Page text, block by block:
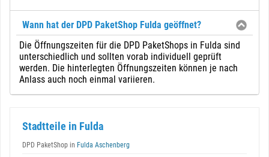
Wann hat der DPD PaketShop Fulda geöffnet?
Die Öffnungszeiten für die DPD PaketShops in Fulda sind
unterschiedlich und sollten vorab individuell geprüft
werden. Die hinterlegten Öffnungszeiten können je nach
Anlass auch noch einmal variieren.
Stadtteile in Fulda
DPD PaketShop in Fulda Aschenberg